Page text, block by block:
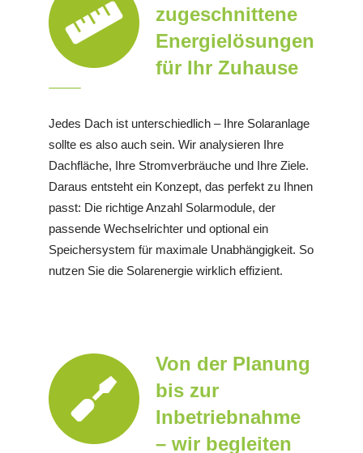
zugeschnittene
Energielösungen
für Ihr Zuhause
Jedes Dach ist unterschiedlich – Ihre Solaranlage
sollte es also auch sein. Wir analysieren Ihre
Dachfläche, Ihre Stromverbräuche und Ihre Ziele.
Daraus entsteht ein Konzept, das perfekt zu Ihnen
passt: Die richtige Anzahl Solarmodule, der
passende Wechselrichter und optional ein
Speichersystem für maximale Unabhängigkeit. So
nutzen Sie die Solarenergie wirklich effizient.
Von der Planung
bis zur
Inbetriebnahme
– wir begleiten